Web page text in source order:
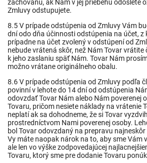
zachovanú, ak Nám v jej priebehu odošlete
Zmluvy odstupujete.
8.5 V prípade odstúpenia od Zmluvy Vám
dní odo dňa účinnosti odstúpenia na účet, z
prípadne na účet zvolený v odstúpení od
nebude vrátená skôr, než Nám Tovar vrátite
k jeho zaslaniu späť Nám. Tovar Nám
možno vrátane originálneho obalu.
8.6 V prípade odstúpenia od Zmluvy podľa
povinní v lehote do 14 dní od odstúpenia
odovzdať Tovar Nám alebo Nám poverenej
Tovaru, pričom nesiete náklady na vrátenie
neplatí ak sa dohodneme, že si Tovar
prostredníctvom Nami poverenej osoby.
bol Tovar odovzdaný na prepravu
Vy máte naopak nárok na to, aby sme Vám
ale len vo výške zodpovedajúcej
Tovaru, ktorý sme pre dodanie Tovaru